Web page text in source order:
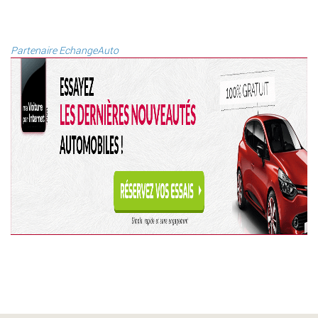
Partenaire EchangeAuto